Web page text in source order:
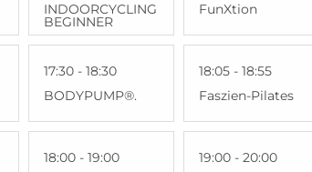
INDOORCYCLING
BEGINNER
17:30 - 18:30
BODYPUMP®.
18:00 - 19:00
FunXtion
18:05 - 18:55
Faszien-Pilates
19:00 - 20:00